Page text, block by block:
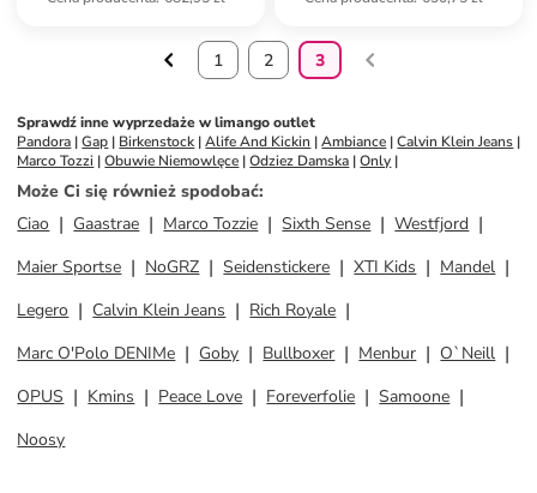
1 2 3
Sprawdź inne wyprzedaże w limango outlet
Pandora | Gap | Birkenstock | Alife And Kickin | Ambiance | Calvin Klein Jeans
Marco Tozzi | Obuwie Niemowlęce | Odziez Damska | Only |
Może Ci się również spodobać:
Ciao
Gaastrae Marco Tozzie Sixth Sense
Westfjord
Maier Sportse
NoGRZ Seidenstickere XTI Kids
Mandel
Legero
Calvin Klein Jeans
Rich Royale
Marc O'Polo DENIMe
Goby Bullboxer Menbur
O`Neill
OPUS
Kmins Peace Love Foreverfolie
Samoone
Noosy